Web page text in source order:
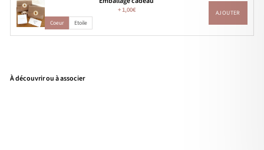
+1,00€
Coeur Etoile
AJOUTER
À découvrir ou à associer